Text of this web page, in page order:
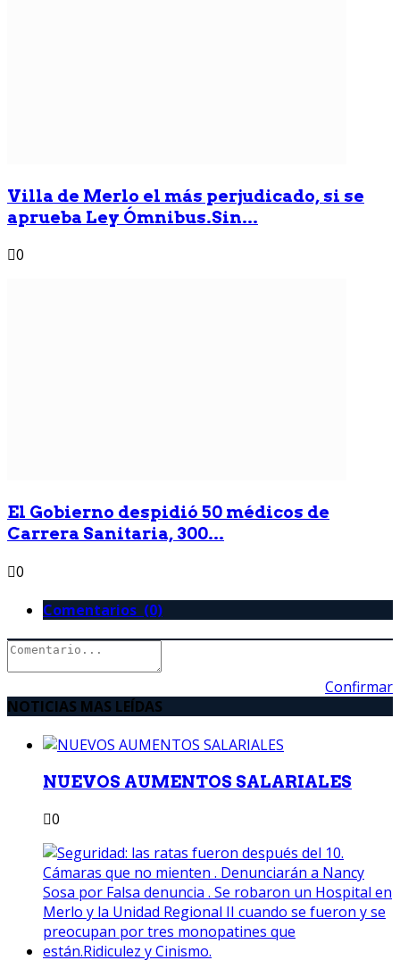
Villa de Merlo el más perjudicado, si se
aprueba Ley Ómnibus.Sin...
0
El Gobierno despidió 50 médicos de
Carrera Sanitaria, 300...
0
Comentarios (0)
Confirmar
NOTICIAS MAS LEÍDAS
NUEVOS AUMENTOS SALARIALES
0